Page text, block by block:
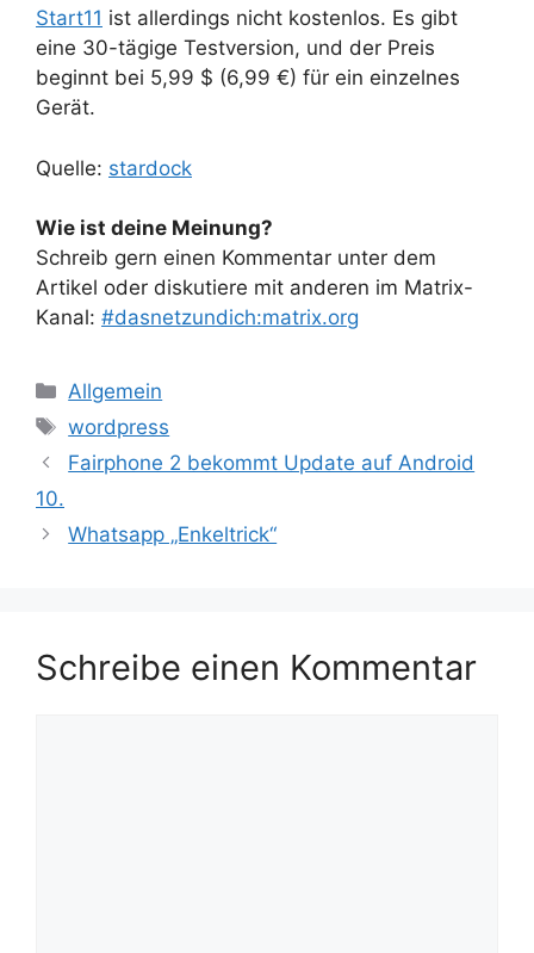
Start11 ist allerdings nicht kostenlos. Es gibt
eine 30-tägige Testversion, und der Preis
beginnt bei 5,99 $ (6,99 €) für ein einzelnes
Gerät.
Quelle: stardock
Wie ist deine Meinung?
Schreib gern einen Kommentar unter dem
Artikel oder diskutiere mit anderen im Matrix-
Kanal: #dasnetzundich:matrix.org
Kategorien
Allgemein
Schlagwörter
wordpress
Fairphone 2 bekommt Update auf Android
10.
Whatsapp „Enkeltrick“
Schreibe einen Kommentar